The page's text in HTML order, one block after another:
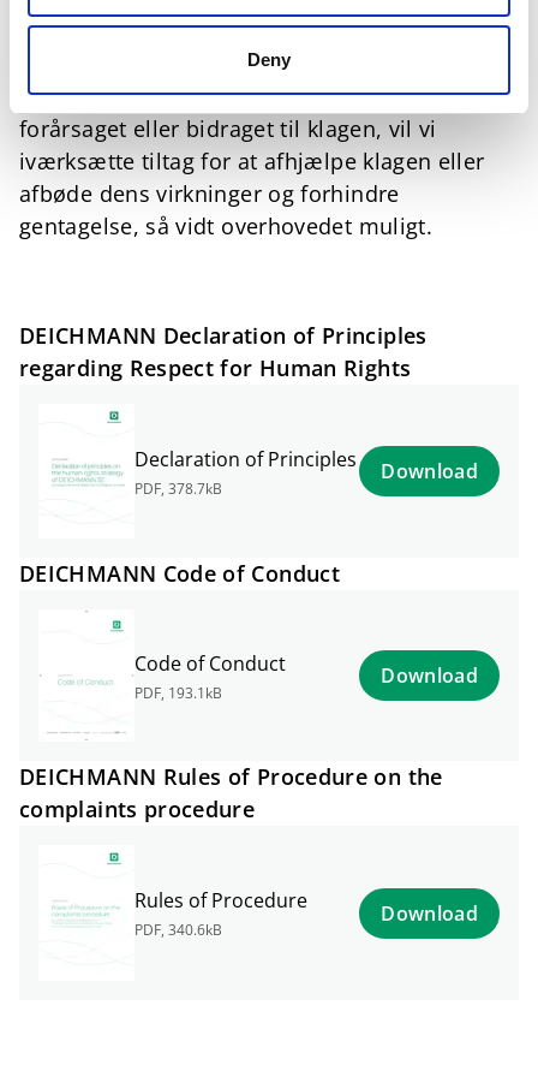
Deny
om udfaldet af klagen efter omfattende
overvejelser af alle aspekter. 5. Hvis
DEICHMANN-koncernens handlinger har
forårsaget eller bidraget til klagen, vil vi
iværksætte tiltag for at afhjælpe klagen eller
afbøde dens virkninger og forhindre
gentagelse, så vidt overhovedet muligt.
DEICHMANN Declaration of Principles
regarding Respect for Human Rights
Declaration of Principles
PDF, 378.7kB
Download
DEICHMANN Code of Conduct
Code of Conduct
PDF, 193.1kB
Download
DEICHMANN Rules of Procedure on the
complaints procedure
Rules of Procedure
PDF, 340.6kB
Download